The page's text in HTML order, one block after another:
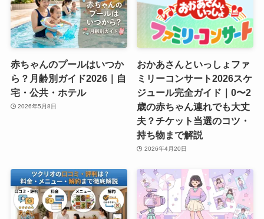
赤ちゃんのプールはいつか
ら？月齢別ガイド2026｜自
宅・公共・ホテル
2026年5月8日
おかあさんといっしょファ
ミリーコンサート2026スケ
ジュール完全ガイド｜0〜2
歳の赤ちゃん連れでも大丈
夫？チケット当選のコツ・
持ち物まで解説
2026年4月20日